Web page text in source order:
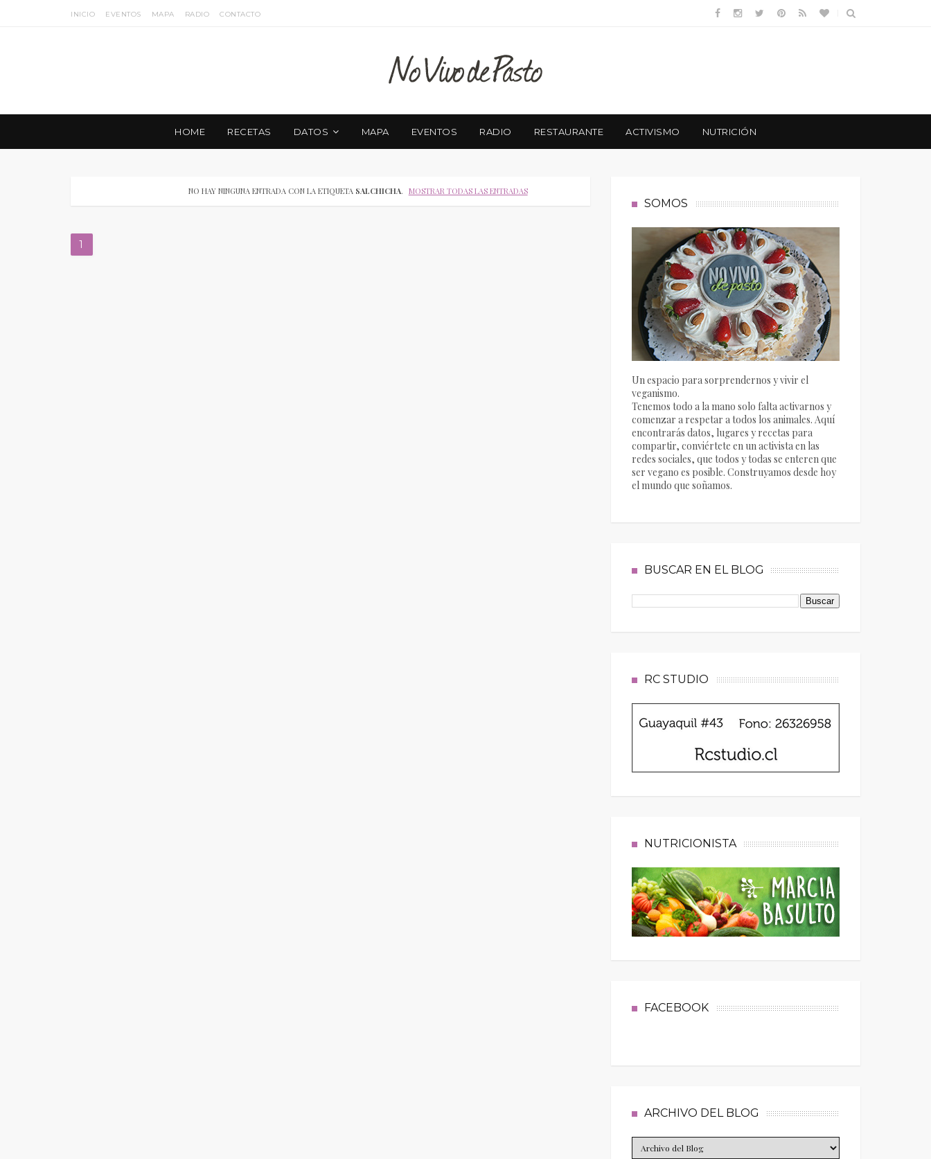
INICIO EVENTOS MAPA RADIO CONTACTO
HOME RECETAS DATOS MAPA EVENTOS RADIO RESTAURANTE ACTIVISMO NUTRICIÓN
NO HAY NINGUNA ENTRADA CON LA ETIQUETA SALCHICHA. MOSTRAR TODAS LAS ENTRADAS
1
SOMOS
Un espacio para sorprendernos y vivir el
veganismo.
Tenemos todo a la mano solo falta activarnos y
comenzar a respetar a todos los animales. Aquí
encontrarás datos, lugares y recetas para
compartir, conviértete en un activista en las
redes sociales, que todos y todas se enteren que
ser vegano es posible. Construyamos desde hoy
el mundo que soñamos.
BUSCAR EN EL BLOG
RC STUDIO
NUTRICIONISTA
FACEBOOK
ARCHIVO DEL BLOG